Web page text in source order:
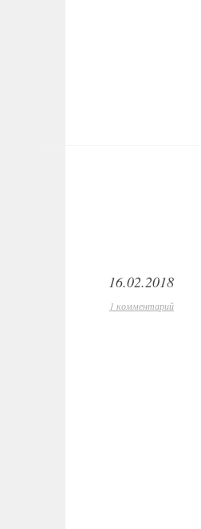
16.02.2018
1 комментарий